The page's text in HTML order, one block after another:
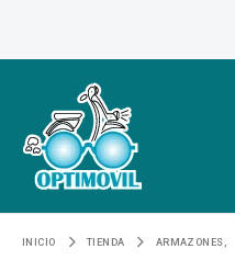
INICIO TIENDA ARMAZONES